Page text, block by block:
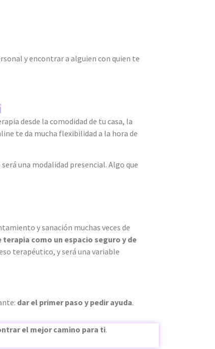
y encontrar a alguien con quien te
desde la comodidad de tu casa, la
te da mucha flexibilidad a la hora de
una modalidad presencial. Algo que
y sanación muchas veces de
terapia como un espacio seguro y de
terapéutico, y será una variable
dar el primer paso y pedir ayuda.
el mejor camino para ti.